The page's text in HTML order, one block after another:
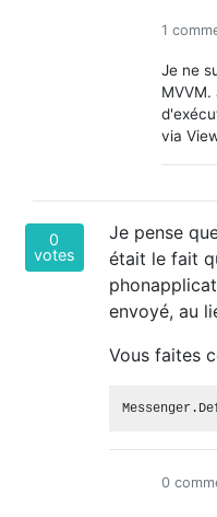
1
Je ne
via
0
votes
Je pense
était le fait
envoyé, au
Vous faites
0